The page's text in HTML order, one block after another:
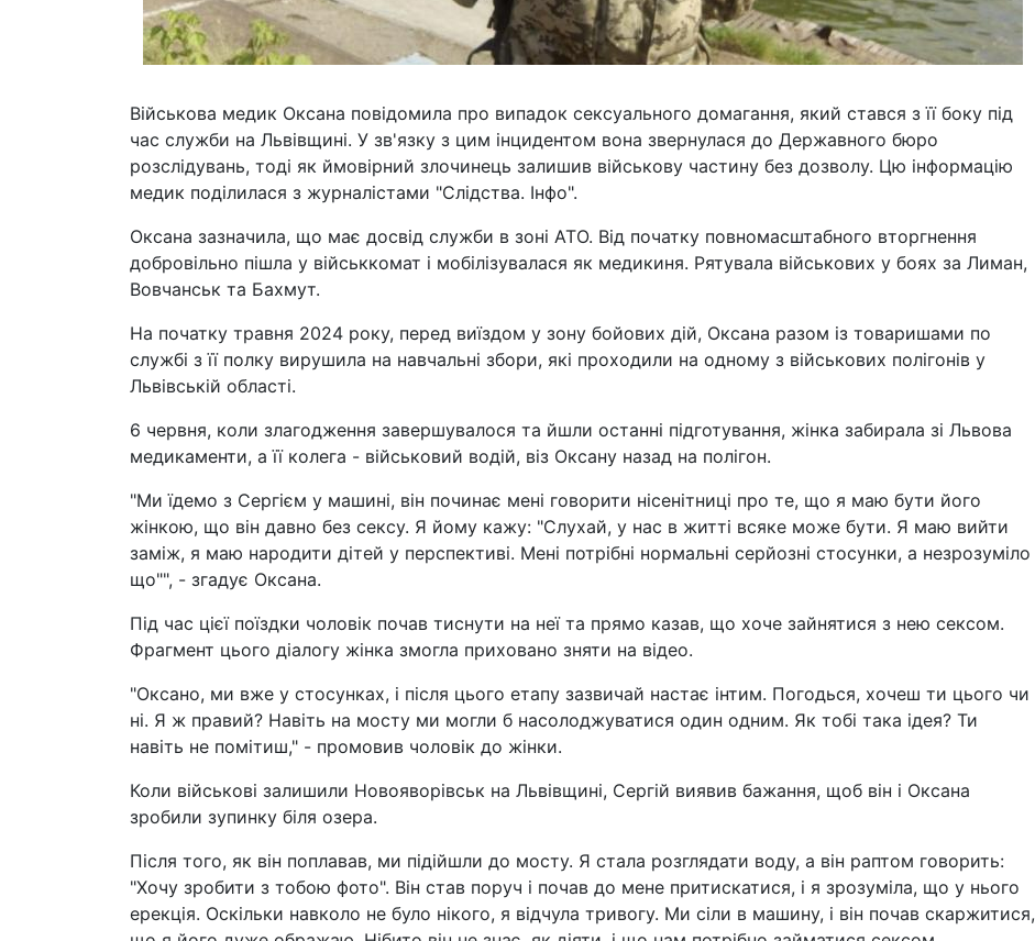
Військова медик Оксана повідомила про випадок сексуального домагання, який стався з її боку під
час служби на Львівщині. У зв'язку з цим інцидентом вона звернулася до Державного бюро
розслідувань, тоді як ймовірний злочинець залишив військову частину без дозволу. Цю інформацію
медик поділилася з журналістами "Слідства. Інфо".
Оксана зазначила, що має досвід служби в зоні АТО. Від початку повномасштабного вторгнення
добровільно пішла у військкомат і мобілізувалася як медикиня. Рятувала військових у боях за Лиман,
Вовчанськ та Бахмут.
На початку травня 2024 року, перед виїздом у зону бойових дій, Оксана разом із товаришами по
службі з її полку вирушила на навчальні збори, які проходили на одному з військових полігонів у
Львівській області.
6 червня, коли злагодження завершувалося та йшли останні підготування, жінка забирала зі Львова
медикаменти, а її колега - військовий водій, віз Оксану назад на полігон.
"Ми їдемо з Сергієм у машині, він починає мені говорити нісенітниці про те, що я маю бути його
жінкою, що він давно без сексу. Я йому кажу: "Слухай, у нас в житті всяке може бути. Я маю вийти
заміж, я маю народити дітей у перспективі. Мені потрібні нормальні серйозні стосунки, а незрозуміло
що"", - згадує Оксана.
Під час цієї поїздки чоловік почав тиснути на неї та прямо казав, що хоче зайнятися з нею сексом.
Фрагмент цього діалогу жінка змогла приховано зняти на відео.
"Оксано, ми вже у стосунках, і після цього етапу зазвичай настає інтим. Погодься, хочеш ти цього чи
ні. Я ж правий? Навіть на мосту ми могли б насолоджуватися один одним. Як тобі така ідея? Ти
навіть не помітиш," - промовив чоловік до жінки.
Коли військові залишили Новояворівськ на Львівщині, Сергій виявив бажання, щоб він і Оксана
зробили зупинку біля озера.
Після того, як він поплавав, ми підійшли до мосту. Я стала розглядати воду, а він раптом говорить:
"Хочу зробити з тобою фото". Він став поруч і почав до мене притискатися, і я зрозуміла, що у нього
ерекція. Оскільки навколо не було нікого, я відчула тривогу. Ми сіли в машину, і він почав скаржитися,